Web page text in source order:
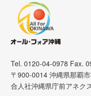
Tel. 0120-04-0978 Fax.
〒900-0014 沖縄県那覇
合人社沖縄県庁前アネク